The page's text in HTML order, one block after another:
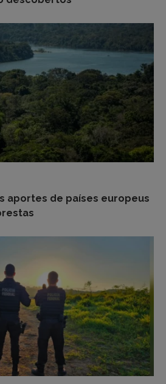
aportes de países europeus